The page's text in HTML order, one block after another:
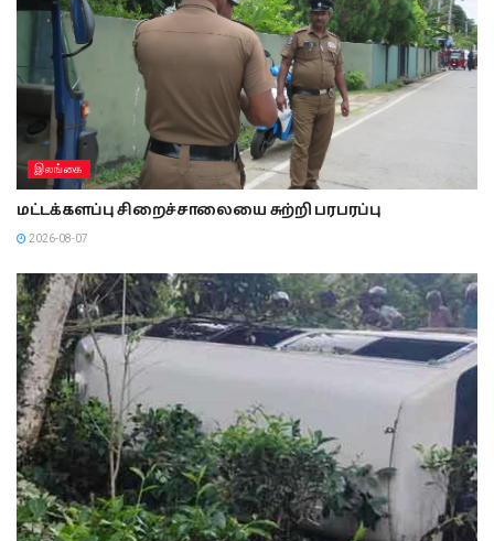
இலங்கை
மட்டக்களப்பு சிறைச்சாலையை சுற்றி பரபரப்பு
2026-08-07